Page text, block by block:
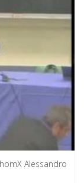
Alessandro